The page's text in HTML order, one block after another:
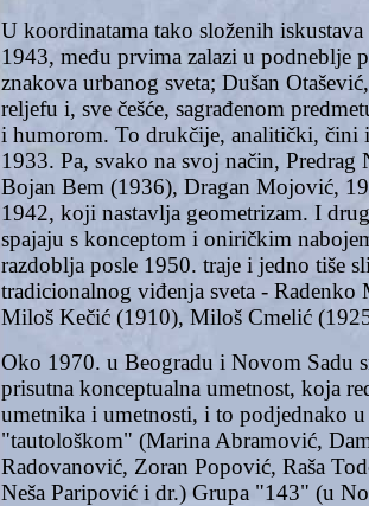
U koordinatama tako složenih
1943, među prvima zalazi u podneblje
znakova urbanog sveta; Dušan
reljefu i, sve češće, sagrađenom
i humorom. To drukčije, analitički, čini
1933. Pa, svako na svoj način, Predrag
Bojan Bem (1936), Dragan Mojović,
1942, koji nastavlja geometrizam. I
spajaju s konceptom i oniričkim
razdoblja posle 1950. traje i jedno tiše
tradicionalnog viđenja sveta - Radenko
Miloš Kečić (1910), Miloš Cmelić
Oko 1970. u Beogradu i Novom Sadu
prisutna konceptualna umetnost, koja
umetnika i umetnosti, i to podjednako
"tautološkom" (Marina Abramović,
Radovanović, Zoran Popović, Raša
Neša Paripović i dr.) Grupa "143" (u